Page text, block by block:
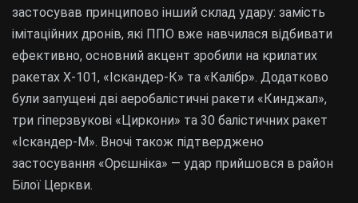
застосував принципово інший склад удару: замість
імітаційних дронів, які ППО вже навчилася відбивати
ефективно, основний акцент зробили на крилатих
ракетах Х-101, «Іскандер-К» та «Калібр». Додатково
були запущені дві аеробалістичні ракети «Кинджал»,
три гіперзвукові «Циркони» та 30 балістичних ракет
«Іскандер-М». Вночі також підтверджено
застосування «Орєшніка» — удар прийшовся в район
Білої Церкви.